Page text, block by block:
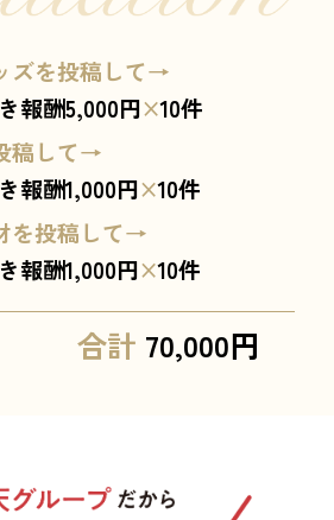
ズを投稿して→
報酬5,000円×10件
稿して→
報酬1,000円×10件
を投稿して→
報酬1,000円×10件
合計 70,000円